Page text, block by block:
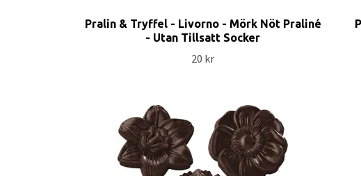
Pralin & Tryffel - Livorno - Mörk Nöt Praliné
- Utan Tillsatt Socker
20 kr